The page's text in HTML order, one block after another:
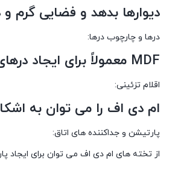
دیوارها بدهد و فضایی گرم
درها و چارچوب درها:
MDF معمولاً برای ایجاد درهای داخلی و چارچوب درب استفاده می شود. رنگ گردویی براق می تواند ظرافتی را به ورودی ها اضافه کند.
اقلام تزئینی:
ام دی اف را می توان به
پارتیشن و جداکننده های اتاق:
از تخته های ام دی اف می توان برای ایجاد